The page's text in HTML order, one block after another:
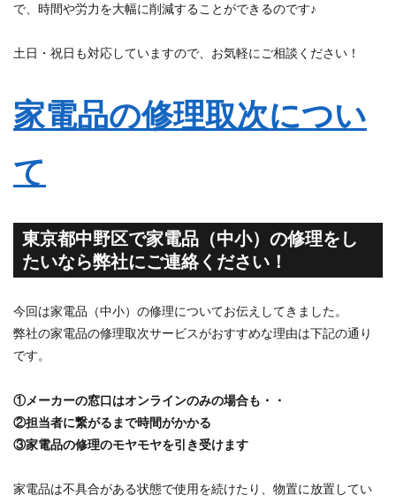
で、時間や労力を大幅に削減することができるのです♪
土日・祝日も対応していますので、お気軽にご相談ください！
家電品の修理取次につい
て
東京都中野区で家電品（中小）の修理をし
たいなら弊社にご連絡ください！
今回は家電品（中小）の修理についてお伝えしてきました。
弊社の家電品の修理取次サービスがおすすめな理由は下記の通り
です。
①メーカーの窓口はオンラインのみの場合も・・
②担当者に繋がるまで時間がかかる
③家電品の修理のモヤモヤを引き受けます
家電品は不具合がある状態で使用を続けたり、物置に放置してい